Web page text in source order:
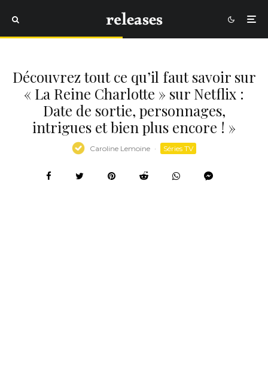
Découvrez tout ce qu’il faut savoir sur
« La Reine Charlotte » sur Netflix :
Date de sortie, personnages,
intrigues et bien plus encore ! »
Caroline Lemoine · Séries TV